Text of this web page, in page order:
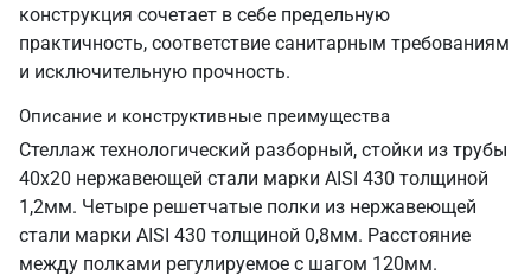
конструкция сочетает в себе предельную
практичность, соответствие санитарным требованиям
и исключительную прочность.
Описание и конструктивные преимущества
Стеллаж технологический разборный, стойки из трубы
40х20 нержавеющей стали марки AISI 430 толщиной
1,2мм. Четыре решетчатые полки из нержавеющей
стали марки AISI 430 толщиной 0,8мм. Расстояние
между полками регулируемое с шагом 120мм.